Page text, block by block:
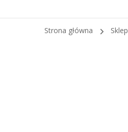
Strona główna Sklep